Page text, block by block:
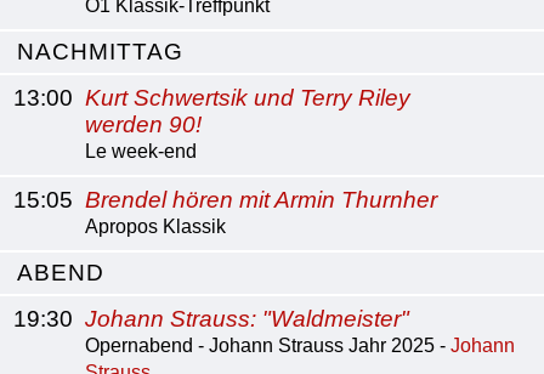
Ö1 Klassik-Treffpunkt
NACHMITTAG
13:00 Kurt Schwertsik und Terry Riley
werden 90!
Le week-end
15:05 Brendel hören mit Armin Thurnher
Apropos Klassik
ABEND
19:30 Johann Strauss: "Waldmeister"
Opernabend - Johann Strauss Jahr 2025 - Johann